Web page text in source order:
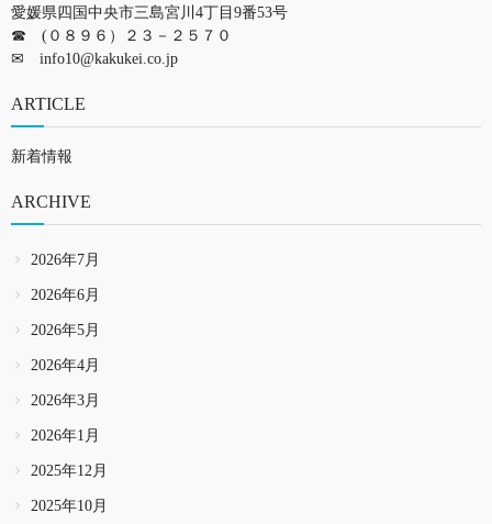
愛媛県四国中央市三島宮川4丁目9番53号
☎ (０８９６）２３－２５７０
✉ info10@kakukei.co.jp
ARTICLE
新着情報
ARCHIVE
2026年7月
2026年6月
2026年5月
2026年4月
2026年3月
2026年1月
2025年12月
2025年10月